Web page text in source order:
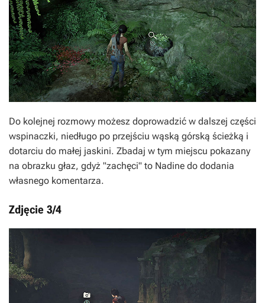
Do kolejnej rozmowy możesz doprowadzić w dalszej części
wspinaczki, niedługo po przejściu wąską górską ścieżką i
dotarciu do małej jaskini. Zbadaj w tym miejscu pokazany
na obrazku głaz, gdyż "zachęci" to Nadine do dodania
własnego komentarza.
Zdjęcie 3/4